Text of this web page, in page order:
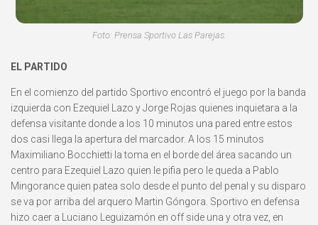
Foto: Prensa Sportivo Las Parejas.
EL PARTIDO
En el comienzo del partido Sportivo encontró el juego por la banda
izquierda con Ezequiel Lazo y Jorge Rojas quienes inquietara a la
defensa visitante donde a los 10 minutos una pared entre estos
dos casi llega la apertura del marcador. A los 15 minutos
Maximiliano Bocchietti la toma en el borde del área sacando un
centro para Ezequiel Lazo quien le pifia pero le queda a Pablo
Mingorance quien patea solo desde el punto del penal y su disparo
se va por arriba del arquero Martin Góngora. Sportivo en defensa
hizo caer a Luciano Leguizamón en off side una y otra vez, en